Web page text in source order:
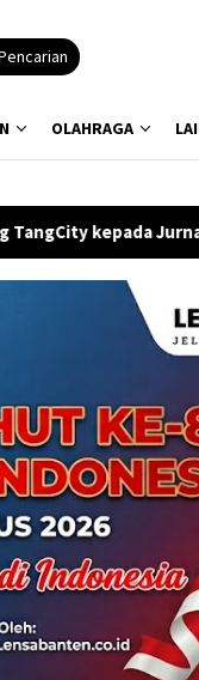
OLAHRAGA
Pelaku